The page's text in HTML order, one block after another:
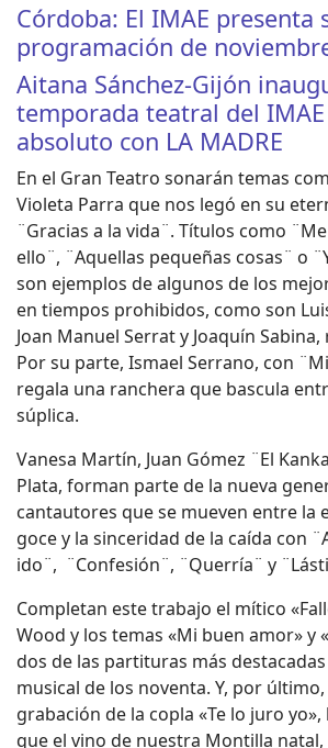
Córdoba: El IMAE presenta
programación de
Aitana Sánchez-Gijón
temporada teatral del
absoluto con LA MADRE
En el Gran Teatro sonarán temas
Violeta Parra que nos legó en su
¨Gracias a la vida¨. Títulos como
ello¨, ¨Aquellas pequeñas cosas¨ o
son ejemplos de algunos de los
en tiempos prohibidos, como son
Joan Manuel Serrat y Joaquín
Por su parte, Ismael Serrano, con
regala una ranchera que bascula
súplica.
Vanesa Martín, Juan Gómez ¨El
Plata, forman parte de la nueva
cantautores que se mueven entre la
goce y la sinceridad de la caída con
ido¨, ¨Confesión¨, ¨Querría¨ y
Completan este trabajo el mítico
Wood y los temas «Mi buen amor» y
dos de las partituras más
musical de los noventa. Y, por
grabación de la copla «Te lo juro yo»,
que el vino de nuestra Montilla